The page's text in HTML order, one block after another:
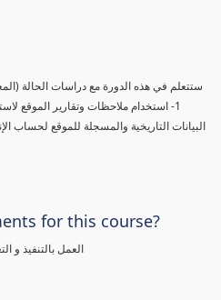
for this course?
العمل بالتنفيذ و